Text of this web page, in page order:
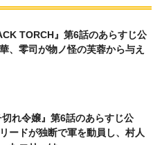
TORCH』第6話のあらすじ公
、零司が物ノ怪の芙蓉から与え
れ令嬢』第6話のあらすじ公
ードが独断で軍を動員し、村人